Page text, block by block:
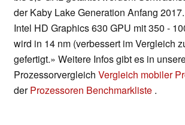
der Kaby Lake Generation Anfang
Intel HD Graphics 630 GPU mit 350 -
wird in 14 nm (verbessert im Vergleich
gefertigt.» Weitere Infos gibt es in
Prozessorvergleich Vergleich mobiler
derProzessoren Benchmarkliste .